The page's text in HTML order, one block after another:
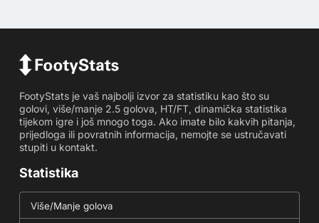
FootyStats je vaš najbolji izvor za statistiku kao što su
golovi, više/manje 2.5 golova, HT/FT, dinamička statistika
tijekom igre i još mnogo toga. Ako imate bilo kakvih pitanja,
prijedloga ili povratnih informacija, nemojte se ustručavati
stupiti u kontakt.
Statistika
Više/Manje golova